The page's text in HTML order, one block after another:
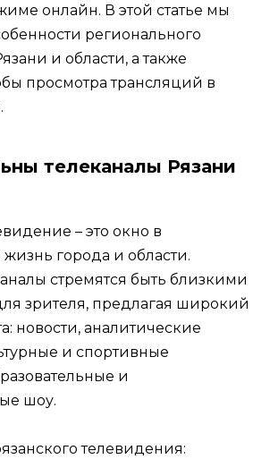
онлайн. В этой статье мы
регионального
и области, а также
просмотра трансляций в
телеканалы Рязани
– это окно в
города и области.
стремятся быть близкими
зрителя, предлагая широкий
новости, аналитические
и спортивные
и
шоу.
телевидения: